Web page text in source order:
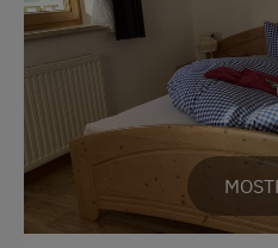
Parcheggio gratuito
Parcheggio coperto
In agriturismo
Vendita diretta
Discesa dall’alpeggio